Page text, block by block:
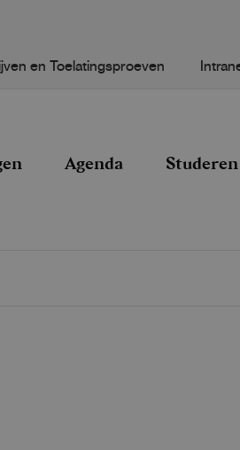
en Toelatingsproeven
Agenda Studeren